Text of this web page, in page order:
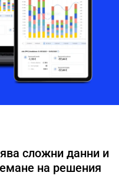
сложни данни и
на решения